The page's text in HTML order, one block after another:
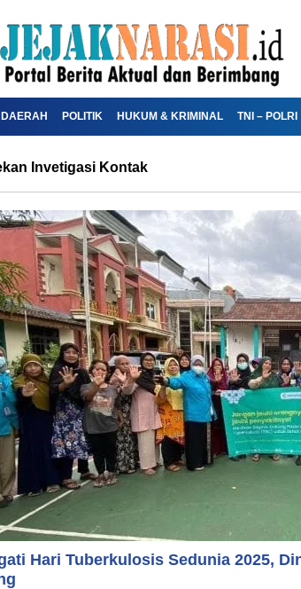
DAERAH POLITIK HUKUM & KRIMINAL TNI – POLRI
Invetigasi Kontak
Hari Tuberkulosis Sedunia 2025,